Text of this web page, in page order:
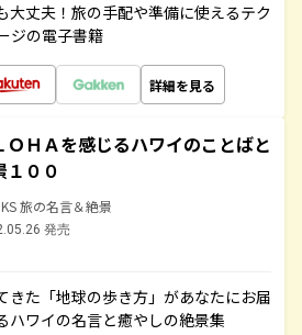
大丈夫！旅の手配や準備に使えるテク
ジの電子書籍
詳細を見る
ＯＨＡを感じるハワイのことばと
１００
旅の名言＆絶景
発売
きた「地球の歩き方」があなたにお届
ハワイの名言と癒やしの絶景集